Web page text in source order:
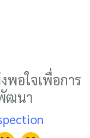
พอใจเพื่อการ
ฒนา